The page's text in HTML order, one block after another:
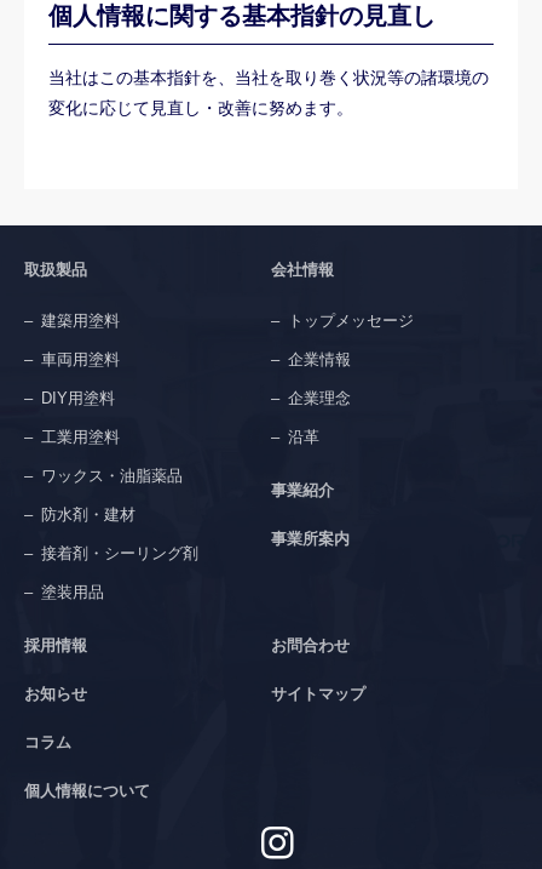
個人情報に関する基本指針の見直し
当社はこの基本指針を、当社を取り巻く状況等の諸環境の
変化に応じて見直し・改善に努めます。
取扱製品
建築用塗料
車両用塗料
DIY用塗料
工業用塗料
ワックス・油脂薬品
防水剤・建材
接着剤・シーリング剤
塗装用品
会社情報
トップメッセージ
企業情報
企業理念
沿革
事業紹介
事業所案内
採用情報
お知らせ
コラム
個人情報について
お問合わせ
サイトマップ